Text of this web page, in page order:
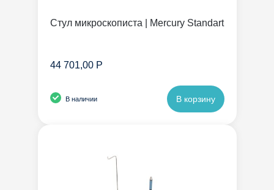
Стул микроскописта | Mercury Standart
44 701,00 Р
В наличии В корзину